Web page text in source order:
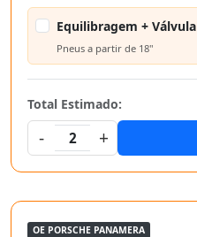
Equilibragem + Válvula
Pneus a partir de 18"
Total Estimado:
-
2 +
OE PORSCHE PANAMERA